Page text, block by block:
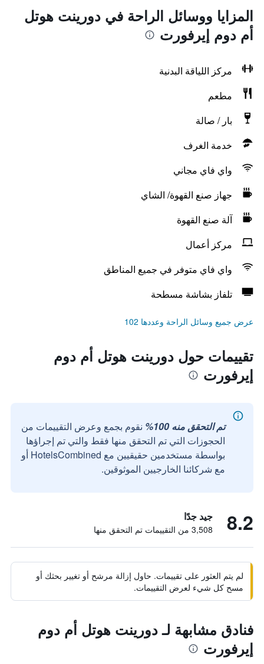
المزايا ووسائل الراحة في دورينت هوتل
أم دوم إيرفورت
مركز اللياقة البدنية
مطعم
بار / صالة
خدمة الغرف
واي فاي مجاني
جهاز صنع القهوة/ الشاي
آلة صنع القهوة
مركز أعمال
واي فاي متوفر في جميع المناطق
تلفاز بشاشة مسطحة
عرض جميع وسائل الراحة وعددها 102
تقييمات حول دورينت هوتل أم دوم
إيرفورت
تم التحقق منه 100%
نقوم بجمع وعرض التقييمات من
الحجوزات التي تم التحقق منها فقط والتي تم إجراؤها
بواسطة مستخدمين حقيقيين مع HotelsCombined أو
مع شركائنا الخارجيين الموثوقين.
8.2 جيد جدًا
3,508 من التقييمات تم التحقق منها
لم يتم العثور على تقييمات. حاول إزالة مرشح أو تغيير بحثك أو
مسح كل شيء لعرض التقييمات.
فنادق مشابهة لـ دورينت هوتل أم دوم
إيرفورت